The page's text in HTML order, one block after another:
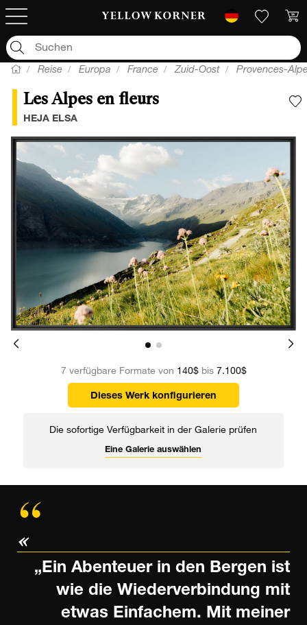
Reise Europa France Zuid-Oost Provences-
Les Alpes en fleurs
HEJA ELSA
7 verfügbare Formate von 140$bis 7.100$
Dieses Werk konfigurieren
Die sofortige Verfügbarkeit in der Galerie prüfen
Eine Galerie auswählen
„Ein Abenteuer in den Bergen ist
wie die Wiederverbindung mit
etwas Einfachem. Mit meiner